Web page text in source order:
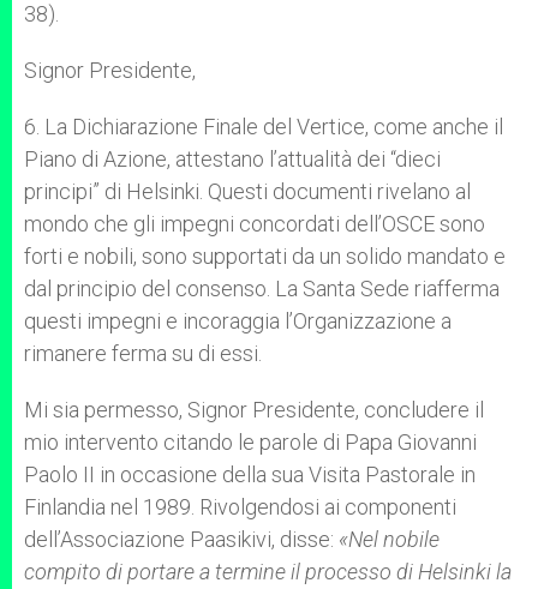
38).
Signor Presidente,
6. La Dichiarazione Finale del Vertice, come anche il
Piano di Azione, attestano l’attualità dei “dieci
principi” di Helsinki. Questi documenti rivelano al
mondo che gli impegni concordati dell’OSCE sono
forti e nobili, sono supportati da un solido mandato e
dal principio del consenso. La Santa Sede riafferma
questi impegni e incoraggia l’Organizzazione a
rimanere ferma su di essi.
Mi sia permesso, Signor Presidente, concludere il
mio intervento citando le parole di Papa Giovanni
Paolo II in occasione della sua Visita Pastorale in
Finlandia nel 1989. Rivolgendosi ai componenti
dell’Associazione Paasikivi, disse: «Nel nobile
compito di portare a termine il processo di Helsinki la